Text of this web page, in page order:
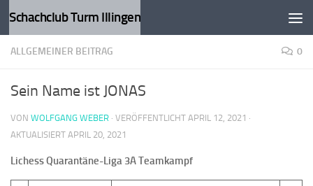
Zum Inhalt springen
Schachclub Turm Illingen
ALLGEMEINER BEITRAG 0
Sein Name ist JONAS
VON WOLFGANG WEBER · VERÖFFENTLICHT APRIL 12, 2021 ·
AKTUALISIERT APRIL 20, 2021
Lichess Quarantäne-Liga 3A Teamkampf